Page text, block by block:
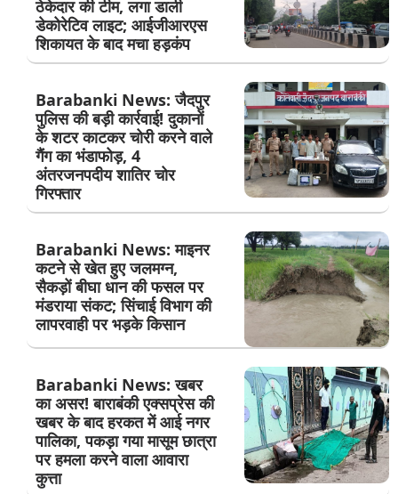
ठेकेदार की टीम, लगा डाली
डेकोरेटिव लाइट; आईजीआरएस
शिकायत के बाद मचा हड़कंप
Barabanki News: जैदपुर
पुलिस की बड़ी कार्रवाई! दुकानों
के शटर काटकर चोरी करने वाले
गैंग का भंडाफोड़, 4
अंतरजनपदीय शातिर चोर
गिरफ्तार
Barabanki News: माइनर
कटने से खेत हुए जलमग्न,
सैकड़ों बीघा धान की फसल पर
मंडराया संकट; सिंचाई विभाग की
लापरवाही पर भड़के किसान
Barabanki News: खबर
का असर! बाराबंकी एक्सप्रेस की
खबर के बाद हरकत में आई नगर
पालिका, पकड़ा गया मासूम छात्रा
पर हमला करने वाला आवारा
कुत्ता